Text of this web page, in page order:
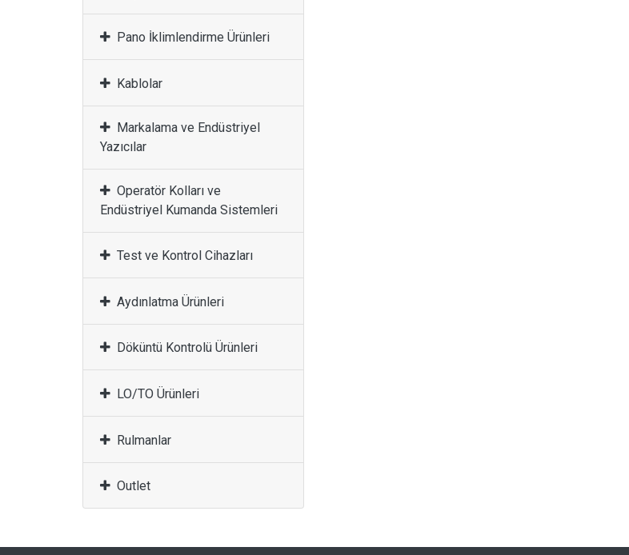
Pano İklimlendirme Ürünleri
Kablolar
Markalama ve Endüstriyel
Yazıcılar
Operatör Kolları ve
Endüstriyel Kumanda Sistemleri
Test ve Kontrol Cihazları
Aydınlatma Ürünleri
Döküntü Kontrolü Ürünleri
LO/TO Ürünleri
Rulmanlar
Outlet